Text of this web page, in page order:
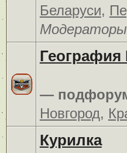
Беларуси,
География
—
Новгород,
Курилка